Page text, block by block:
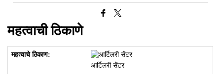
महत्वाची ठिकाणे
आर्टिलरी सेंटर